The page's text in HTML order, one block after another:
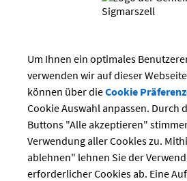
Bernhard
Bürgerschaft Sigmarszell
Erich
Bürgerschaft Sigmarszell
Um Ihnen ein optimales
verwenden wir auf dieser
können über dieCookie
Cookie Auswahl anpassen. Durch
Buttons "Alle akzeptieren"
Verwendung aller Cookies zu.
ablehnen" lehnen Sie der
erforderlicher Cookies ab. Eine